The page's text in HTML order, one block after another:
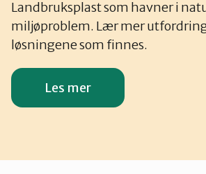
Landbruksplast som havner i
miljøproblem. Lær mer
løsningene som finnes.
Les mer